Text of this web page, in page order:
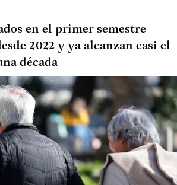
en el primer semestre
2022 y ya alcanzan casi el
década